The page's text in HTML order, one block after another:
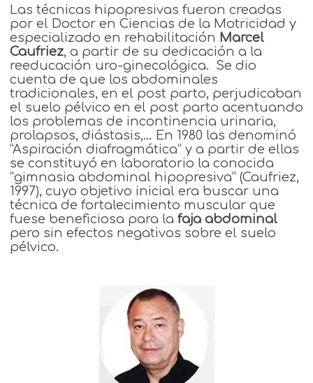
Las técnicas hipopresivas fueron creadas
por el Doctor en Ciencias de la Motricidad y
especializado en rehabilitación Marcel
Caufriez, a partir de su dedicación a la
reeducación uro-ginecológica. Se dio
cuenta de que los abdominales
tradicionales, en el post parto, perjudicaban
el suelo pélvico en el post parto acentuando
los problemas de incontinencia urinaria,
prolapsos, diástasis,… En 1980 las denominó
“Aspiración diafragmática” y a partir de ellas
se constituyó en laboratorio la conocida
“gimnasia abdominal hipopresiva” (Caufriez,
1997), cuyo objetivo inicial era buscar una
técnica de fortalecimiento muscular que
fuese beneficiosa para la faja abdominal
pero sin efectos negativos sobre el suelo
pélvico.